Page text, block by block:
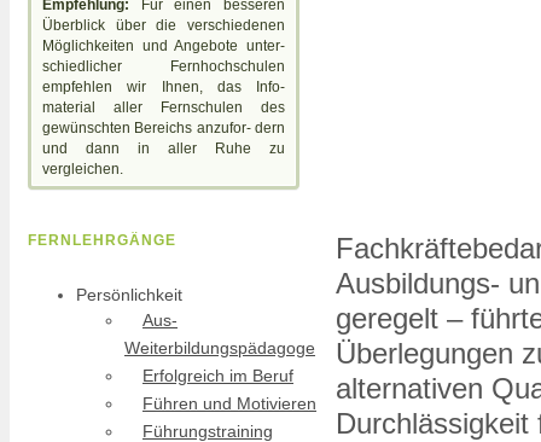
Ausbildungs-
geregelt –
Überlegungen
alternativen
Empfehlung: Für einen besseren
Überblick über die verschiedenen
Möglichkeiten und Angebote unter-
schiedlicher Fernhochschulen
empfehlen wir Ihnen, das Info-
material aller Fernschulen des
gewünschten Bereichs anzufor- dern
und dann in aller Ruhe zu
vergleichen.
FERNLEHRGÄNGE
Persönlichkeit
Aus-
Weiterbildungspädagoge
Erfolgreich im Beruf
Führen und Motivieren
Führungstraining